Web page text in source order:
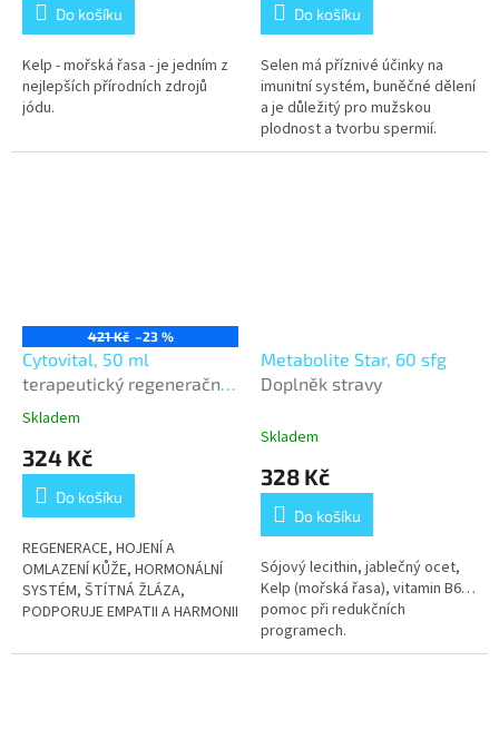
Do košíku
Kelp - mořská řasa - je jedním z
nejlepších přírodních zdrojů
jódu.
Do košíku
Selen má příznivé účinky na
imunitní systém, buněčné dělení
a je důležitý pro mužskou
plodnost a tvorbu spermií.
421 Kč –23 %
Cytovital, 50 ml
terapeutický regenerační
krém
Průměrné
produktu
3,1
5
hvězdiček.
Skladem
324 Kč
Do košíku
REGENERACE, HOJENÍ A
OMLAZENÍ KŮŽE, HORMONÁLNÍ
SYSTÉM, ŠTÍTNÁ ŽLÁZA,
PODPORUJE EMPATII A HARMONII
Metabolite Star, 60 sfg
Doplněk stravy
Skladem
328 Kč
Do košíku
Sójový lecithin, jablečný ocet,
Kelp (mořská řasa), vitamin B6…
pomoc při redukčních
programech.